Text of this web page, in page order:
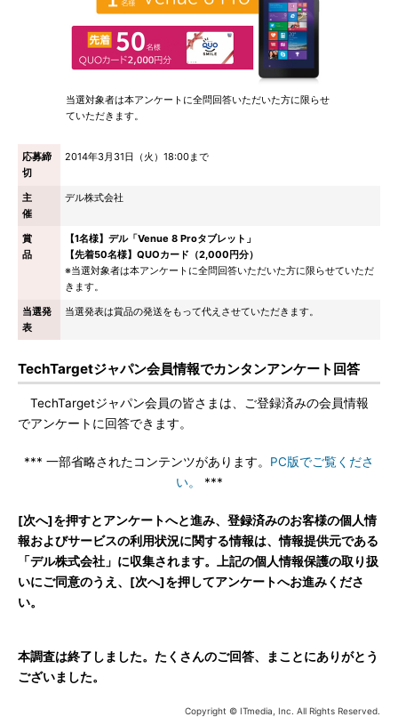
当選対象者は本アンケートに全問回答いただいた方に限らせ
ていただきます。
応募締
切
2014年3月31日（火）18:00まで
主
催
デル株式会社
賞
品
【1名様】デル「Venue 8 Proタブレット」
【先着50名様】QUOカード（2,000円分）
※当選対象者は本アンケートに全問回答いただいた方に限らせていただ
きます。
当選発
表
当選発表は賞品の発送をもって代えさせていただきます。
TechTargetジャパン会員情報でカンタンアンケート回答
TechTargetジャパン会員の皆さまは、ご登録済みの会員情報
でアンケートに回答できます。
*** 一部省略されたコンテンツがあります。 PC版でご覧くださ
い。
***
[次へ]を押すとアンケートへと進み、登録済みのお客様の個人情
報およびサービスの利用状況に関する情報は、情報提供元である
「デル株式会社」に収集されます。上記の個人情報保護の取り扱
いにご同意のうえ、[次へ]を押してアンケートへお進みくださ
い。
本調査は終了しました。たくさんのご回答、まことにありがとう
ございました。
Copyright © ITmedia, Inc. All Rights Reserved.